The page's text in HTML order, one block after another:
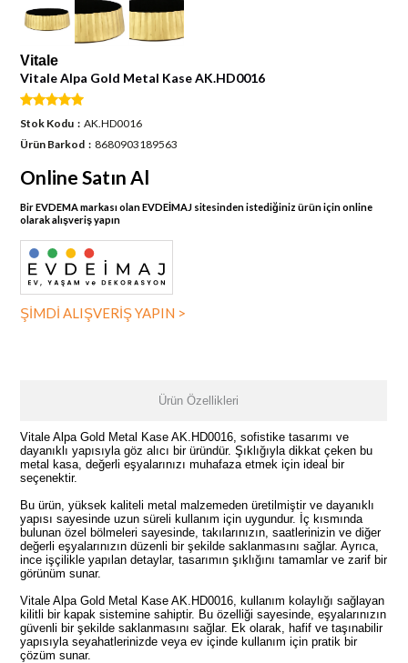
Vitale
Vitale Alpa Gold Metal Kase AK.HD0016
Stok Kodu
AK.HD0016
Ürün Barkod
8680903189563
Online Satın Al
Bir EVDEMA markası olan EVDEİMAJ sitesinden istediğiniz ürün için online
olarak alışveriş yapın
ŞİMDİ ALIŞVERİŞ YAPIN >
Ürün Özellikleri
Vitale Alpa Gold Metal Kase AK.HD0016, sofistike tasarımı ve
dayanıklı yapısıyla göz alıcı bir üründür. Şıklığıyla dikkat çeken bu
metal kasa, değerli eşyalarınızı muhafaza etmek için ideal bir
seçenektir.
Bu ürün, yüksek kaliteli metal malzemeden üretilmiştir ve dayanıklı
yapısı sayesinde uzun süreli kullanım için uygundur. İç kısmında
bulunan özel bölmeleri sayesinde, takılarınızın, saatlerinizin ve diğer
değerli eşyalarınızın düzenli bir şekilde saklanmasını sağlar. Ayrıca,
ince işçilikle yapılan detaylar, tasarımın şıklığını tamamlar ve zarif bir
görünüm sunar.
Vitale Alpa Gold Metal Kase AK.HD0016, kullanım kolaylığı sağlayan
kilitli bir kapak sistemine sahiptir. Bu özelliği sayesinde, eşyalarınızın
güvenli bir şekilde saklanmasını sağlar. Ek olarak, hafif ve taşınabilir
yapısıyla seyahatlerinizde veya ev içinde kullanım için pratik bir
çözüm sunar.